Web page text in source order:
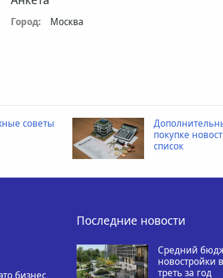
Город: Москва
советы
покупке
список
бизнес
Последние новости
Средний
новостройки
треть за год